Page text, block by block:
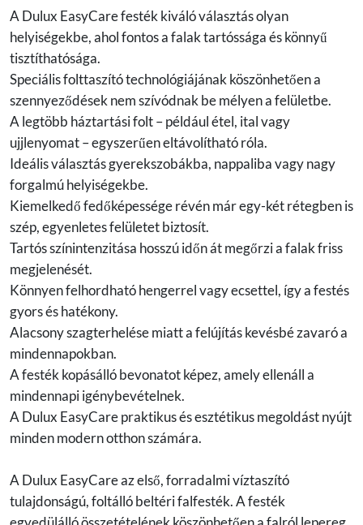
A Dulux EasyCare festék kiváló választás olyan
helyiségekbe, ahol fontos a falak tartóssága és könnyű
tisztíthatósága.
Speciális folttaszító technológiájának köszönhetően a
szennyeződések nem szívódnak be mélyen a felületbe.
A legtöbb háztartási folt – például étel, ital vagy
ujjlenyomat – egyszerűen eltávolítható róla.
Ideális választás gyerekszobákba, nappaliba vagy nagy
forgalmú helyiségekbe.
Kiemelkedő fedőképessége révén már egy-két rétegben is
szép, egyenletes felületet biztosít.
Tartós színintenzitása hosszú időn át megőrzi a falak friss
megjelenését.
Könnyen felhordható hengerrel vagy ecsettel, így a festés
gyors és hatékony.
Alacsony szagterhelése miatt a felújítás kevésbé zavaró a
mindennapokban.
A festék kopásálló bevonatot képez, amely ellenáll a
mindennapi igénybevételnek.
A Dulux EasyCare praktikus és esztétikus megoldást nyújt
minden modern otthon számára.
A Dulux EasyCare az első, forradalmi víztaszító
tulajdonságú, foltálló beltéri falfesték. A festék